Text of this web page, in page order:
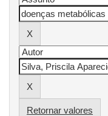
Retornar valores